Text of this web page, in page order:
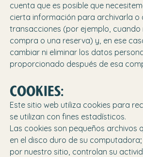
cuenta que es posible que
cierta información para archivarla o
transacciones (por ejemplo, cuando
compra o una reserva) y, en ese
cambiar ni eliminar los datos
proporcionado después de esa
COOKIES:
Este sitio web utiliza cookies para
se utilizan con fines estadísticos.
Las cookies son pequeños archivos
en el disco duro de su
por nuestro sitio, controlan su